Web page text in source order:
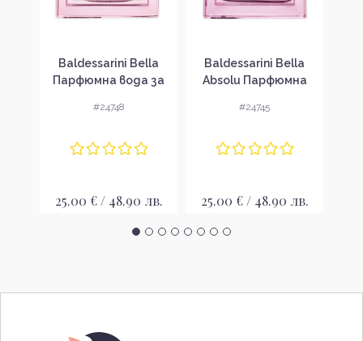
Baldessarini Bella
Парфюмна вода за
EDP
#24748
25.00 € / 48.90 лв.
Baldessarini Bella
Absolu Парфюмна
опаковка EDP
#24745
25.00 € / 48.90 лв.